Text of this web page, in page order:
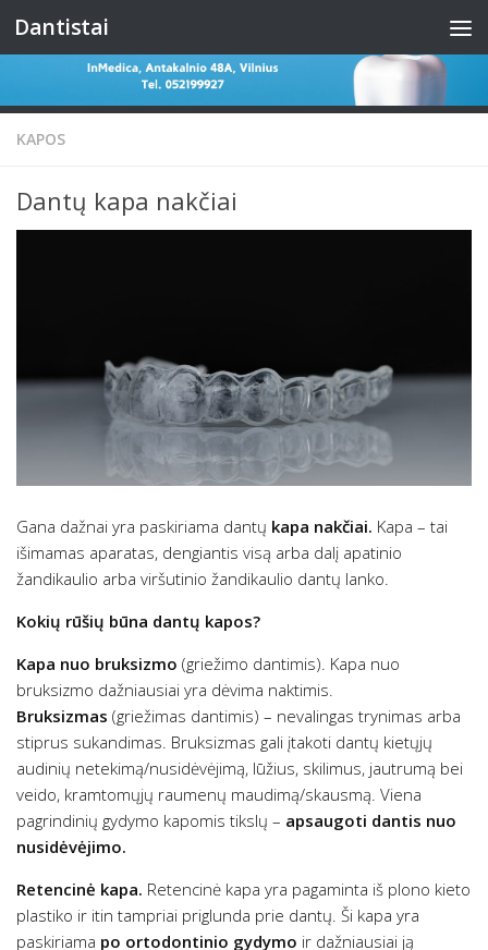
Skip to content
Dantistai
KAPOS
Dantų kapa nakčiai
Gana dažnai yra paskiriama dantų kapa nakčiai. Kapa – tai
išimamas aparatas, dengiantis visą arba dalį apatinio
žandikaulio arba viršutinio žandikaulio dantų lanko.
Kokių rūšių būna dantų kapos?
Kapa nuo bruksizmo (griežimo dantimis). Kapa nuo
bruksizmo dažniausiai yra dėvima naktimis.
Bruksizmas (griežimas dantimis) – nevalingas trynimas arba
stiprus sukandimas. Bruksizmas gali įtakoti dantų kietųjų
audinių netekimą/nusidėvėjimą, lūžius, skilimus, jautrumą bei
veido, kramtomųjų raumenų maudimą/skausmą. Viena
pagrindinių gydymo kapomis tikslų – apsaugoti dantis nuo
nusidėvėjimo.
Retencinė kapa. Retencinė kapa yra pagaminta iš plono kieto
plastiko ir itin tampriai priglunda prie dantų. Ši kapa yra
paskiriama po ortodontinio gydymo ir dažniausiai ją